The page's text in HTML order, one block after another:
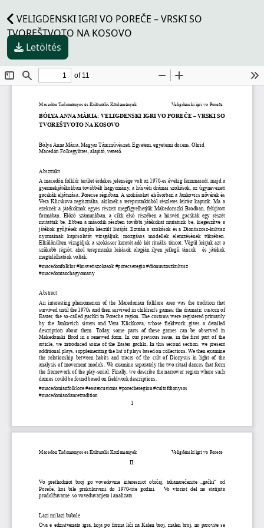
VELIGDENSKI IGRI VO POREČE – VRSKI SO
TVOREŠTVOTO NA KOSOVO
Letöltés